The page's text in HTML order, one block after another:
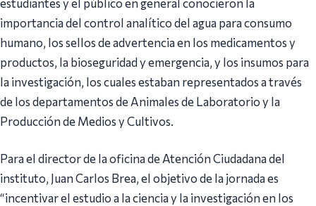
importancia del control analítico del agua para consumo
humano, los sellos de advertencia en los medicamentos y
productos, la bioseguridad y emergencia, y los insumos para
la investigación, los cuales estaban representados a través
de los departamentos de Animales de Laboratorio y la
Producción de Medios y Cultivos.
Para el director de la oficina de Atención Ciudadana del
instituto, Juan Carlos Brea, el objetivo de la jornada es
“incentivar el estudio a la ciencia y la investigación en los